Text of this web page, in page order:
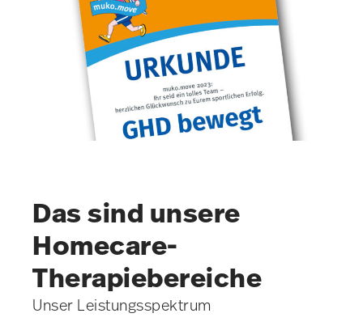
Das sind unsere
Homecare-
Therapiebereiche
Unser Leistungsspektrum